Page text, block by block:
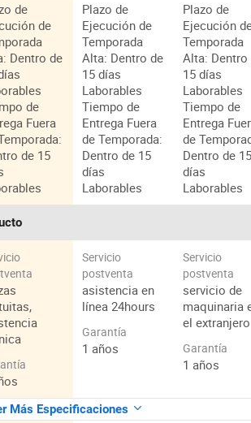
de
de
Dentro de
de
Fuera
de 15
Plazo de
Ejecución de
Temporada
Alta: Dentro de
15 días
Laborables
Tiempo de
Entrega Fuera
de Temporada:
Dentro de 15
días
Laborables
Plazo de
Ejecución
Temporada
Alta: Dentro
15 días
Laborables
Tiempo de
Entrega
de
Dentro de
días
Laborables
Servicio
postventa
asistencia en
línea 24hours
Garantía
1 años
Servicio
postventa
servicio de
maquinaria
el extranjero
Garantía
1 años
Más Especificaciones